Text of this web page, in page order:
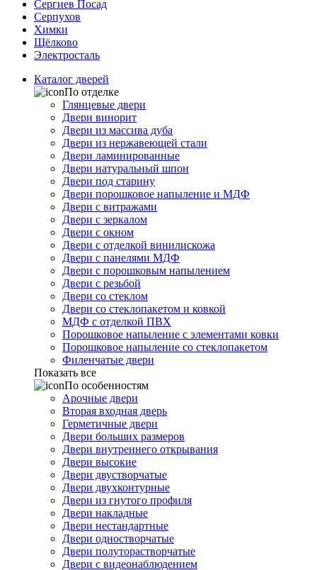
Сергиев Посад
Серпухов
Химки
Щёлково
Электросталь
Каталог дверей
По отделке
Глянцевые двери
Двери винорит
Двери из массива дуба
Двери из нержавеющей стали
Двери ламинированные
Двери натуральный шпон
Двери под старину
Двери порошковое напыление и МДФ
Двери с витражами
Двери с зеркалом
Двери с окном
Двери с отделкой винилискожа
Двери с панелями МДФ
Двери с порошковым напылением
Двери с резьбой
Двери со стеклом
Двери со стеклопакетом и ковкой
МДФ с отделкой ПВХ
Порошковое напыление с элементами ковки
Порошковое напыление со стеклопакетом
Филенчатые двери
Показать все
По особенностям
Арочные двери
Вторая входная дверь
Герметичные двери
Двери больших размеров
Двери внутреннего открывания
Двери высокие
Двери двустворчатые
Двери двухконтурные
Двери из гнутого профиля
Двери накладные
Двери нестандартные
Двери одностворчатые
Двери полуторастворчатые
Двери с видеонаблюдением